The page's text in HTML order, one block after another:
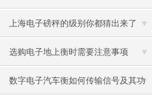
上海电子磅秤的级别你都猜出来了
吗？
选购电子地上衡时需要注意事项
数字电子汽车衡如何传输信号及其功